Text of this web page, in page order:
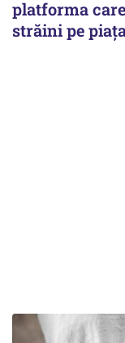
platforma
străini pe